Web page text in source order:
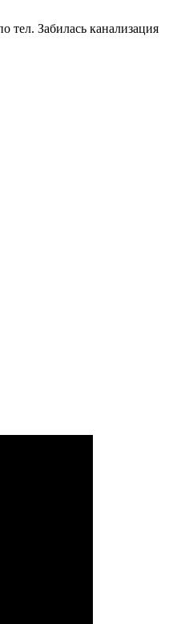
тел. Забилась канализация